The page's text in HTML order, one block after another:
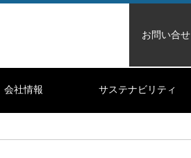
お問い合せ
会社情報 サステナビリティ